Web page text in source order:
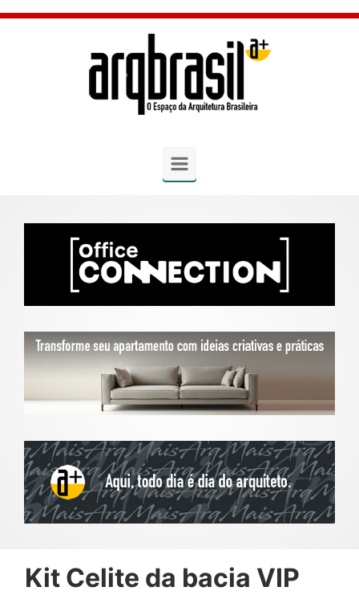
Skip to main content
Kit Celite da bacia VIP